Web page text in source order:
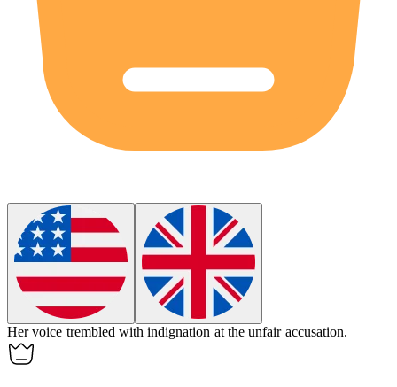
Her voice trembled withindignation at the unfair accusation.